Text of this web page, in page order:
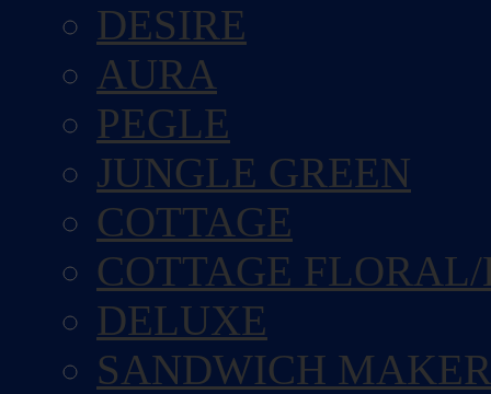
DESIRE
AURA
PEGLE
JUNGLE GREEN
COTTAGE
COTTAGE
DELUXE
SANDWICH MAKER